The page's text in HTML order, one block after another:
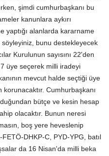
şimdi cumhurbaşkanı bu
kanunlara aykırı
yaptığı alanlarda kararname
söyleyiniz, bunu destekleyecek
Kurulunun sayısını 22'den
üye seçerek milli iradeyi
mevcut halde seçtiği üye
Cumhurbaşkanı
bütçe ve kesin hesap
olacaktır. Bunun neresi
boş yere heveslenip
DHKP-C, PYD-YPG, batıl
da 16 Nisan'da milli beka